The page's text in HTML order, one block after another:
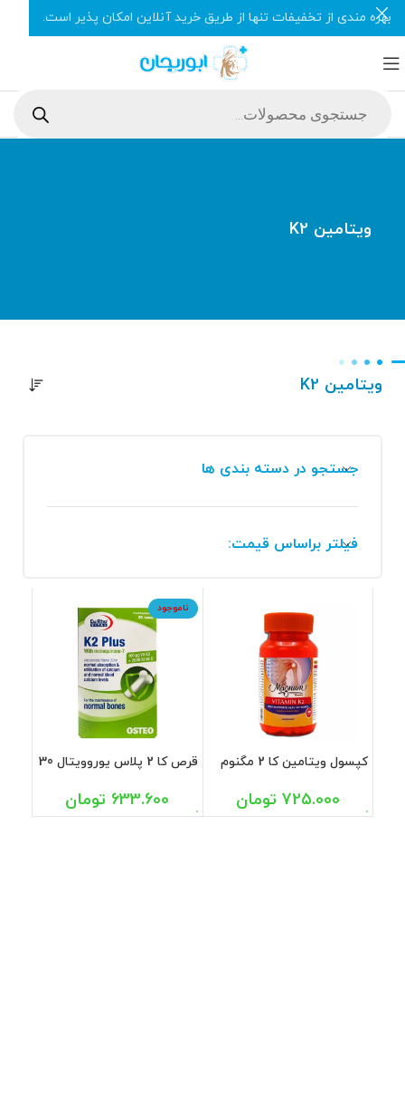
ویتامین K2
ویتامین K2
جستجو در دسته بندی ها
فیلتر براساس قیمت:
کپسول ویتامین کا 2 مگنوم
725.000 تومان
ناموجود
قرص کا 2 پلاس یوروویتال 30
633.600 تومان
بهره مندی از تخفیفات تنها از طریق خرید آنلاین امکان پذیر است.